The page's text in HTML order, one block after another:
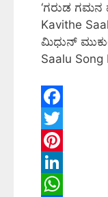
‘ಗರುಡ ಗಮನ
Kavithe
ಮಿಧುನ್
Saalu
F
a
c
e
T
w
P
L